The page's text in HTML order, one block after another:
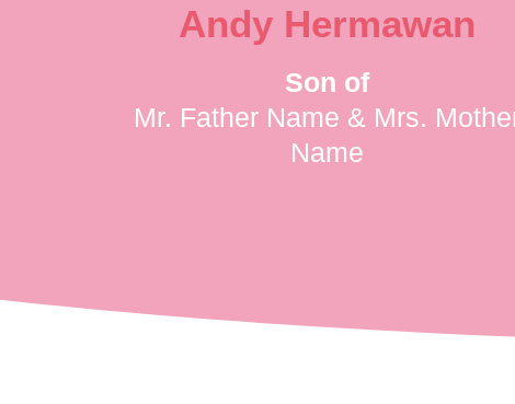
Andy Hermawan
Son of
Mr. Father Name & Mrs.
Name